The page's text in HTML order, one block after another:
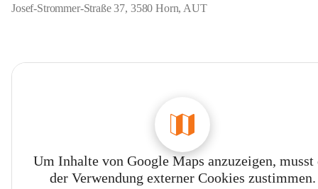
Josef-Strommer-Straße 37, 3580 Horn, AUT
Um Inhalte von Google Maps anzuzeigen, musst
der Verwendung externer Cookies zustimmen.